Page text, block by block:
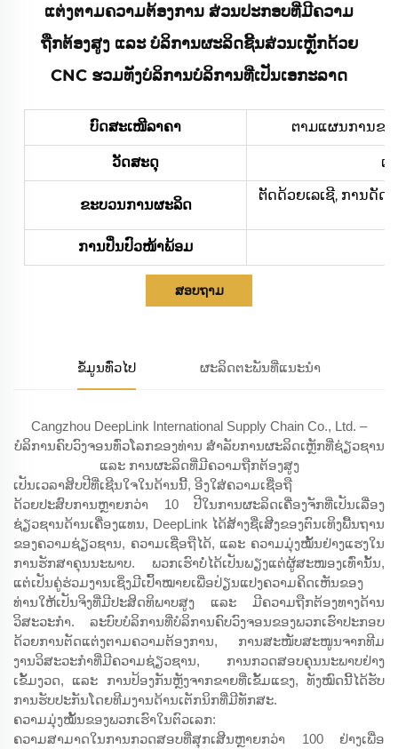
ແຕ່ງຕາມຄວາມຕ້ອງການ ສ່ວນປະກອບທີ່ມີຄວາມ
ຖືກຕ້ອງສູງ ແລະ ບໍລິການຜະລິດຊີ້ນສ່ວນເຫຼັກດ້ວຍ
CNC ຮວມທັງບໍລິການບໍລິການທີ່ເປັນເອກະລາດ
ບົດສະເໜີລາຄາ ຕາມແຜນການຂອ
ວັດສະດຸ ເ
ຂະບວນການຜະລິດ
ຕັດດ້ວຍເລເຊີ, ການດັດ,
ການປິ່ນປົວໜ້າພ້ອມ
ສອບຖາມ
ຂໍ້ມູນທົ່ວໄປ ຜະລິດຕະພັນທີ່ແນະນຳ
Cangzhou DeepLink International Supply Chain Co., Ltd. –
ບໍລິການຄົບວົງຈອນທົ່ວໂລກຂອງທ່ານ ສຳລັບການຜະລິດເຫຼັກທີ່ຊ່ຽວຊານ
ແລະ ການຜະລິດທີ່ມີຄວາມຖືກຕ້ອງສູງ
ເປັນເວລາສິບປີທີ່ເຊີນໃຈໃນດ້ານນີ້, ອີງໃສ່ຄວາມເຊື່ອຖື
ດ້ວຍປະສົບການຫຼາຍກວ່າ 10 ປີໃນການຜະລິດເຄື່ອງຈັກທີ່ເປັນເລື່ອງ
ຊ່ຽວຊານດ້ານເຄື່ອງແທນ, DeepLink ໄດ້ສ້າງຊື່ເສີງຂອງຕົນເທິງພື້ນຖານ
ຂອງຄວາມຊ່ຽວຊານ, ຄວາມເຊື່ອຖືໄດ້, ແລະ ຄວາມມຸ່ງໝັ້ນຢ່າງແຮງໃນ
ການຮັກສາຄຸນນະພາບ. ພວກເຮົາບໍ່ໄດ້ເປັນພຽງແຕ່ຜູ້ສະໜອງເທົ່ານັ້ນ,
ແຕ່ເປັນຄູ່ຮ່ວມງານເຊິ່ງມີເປົ້າໝາຍເພື່ອປ່ຽນແປງຄວາມຄິດເຫັນຂອງ
ທ່ານໃຫ້ເປັນຈິງທີ່ມີປະສິດທິພາບສູງ ແລະ ມີຄວາມຖືກຕ້ອງທາງດ້ານ
ວິສະວະກຳ. ລະບົບບໍລິການທີ່ບໍລິການຄົບວົງຈອນຂອງພວກເຮົາປະກອບ
ດ້ວຍການຕັດແຕ່ງຕາມຄວາມຕ້ອງການ, ການສະໜັບສະໜູນຈາກທີມ
ງານວິສະວະກຳທີ່ມີຄວາມຊ່ຽວຊານ, ການກວດສອບຄຸນນະພາບຢ່າງ
ເຂັ້ມງວດ, ແລະ ການປ້ອງກັນຫຼັງຈາກຂາຍທີ່ເຂັ້ມແຂງ, ທັງໝົດນີ້ໄດ້ຮັບ
ການຮັບປະກັນໂດຍທີມງານດ້ານເຕັກນິກທີ່ມີທັກສະ.
ຄວາມມຸ່ງໝັ້ນຂອງພວກເຮົາໃນຕົວເລກ:
ຄວາມສາມາດໃນການກວດສອບທີ່ສຸກເສີນຫຼາຍກວ່າ 100 ຢ່າງເພື່ອ